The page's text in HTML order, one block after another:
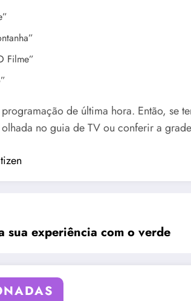
Filme”
de última hora. Então, se
no guia de TV ou conferir a
sua experiência com o verde